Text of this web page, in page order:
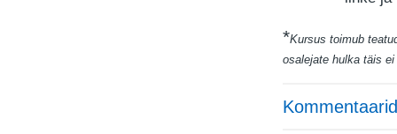
*Kursus toimub
osalejate hulka täis